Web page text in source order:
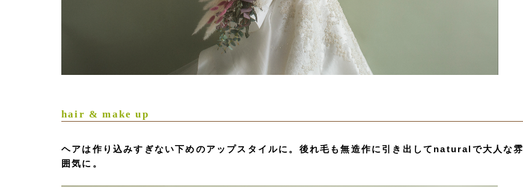
hair & make up
ヘアは作り込みすぎない下めのアップスタイルに。後れ毛も無造作に引き出してnaturalで大人な雰
囲気に。